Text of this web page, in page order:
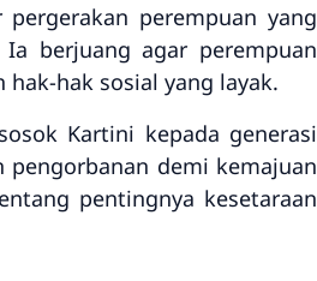
perempuan yang
berjuang agar perempuan
hak sosial yang layak.
Kartini kepada generasi
demi kemajuan
pentingnya kesetaraan